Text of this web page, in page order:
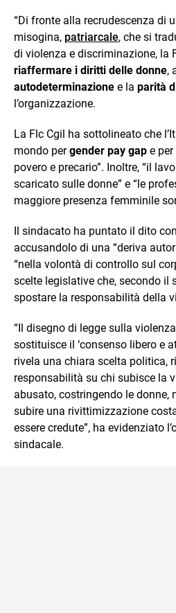
“Di fronte alla recrudescenza di
misogina, patriarcale, che si
di violenza e discriminazione, la
riaffermare i diritti delle donne,
autodeterminazione e la parità
l’organizzazione.
La Flc Cgil ha sottolineato che
mondo pergender pay gap e
povero e precario”. Inoltre, “il
scaricato sulle donne” e “le
maggiore presenza femminile
Il sindacato ha puntato il dito
accusandolo di una “deriva
“nella volontà di controllo sul
scelte legislative che, secondo il
spostare la responsabilità della
“Il disegno di legge sulla
sostituisce il ‘consenso libero e
rivela una chiara scelta politica,
responsabilità su chi subisce la
abusato, costringendo le donne,
subire una rivittimizzazione
essere credute”, ha evidenziato
sindacale.